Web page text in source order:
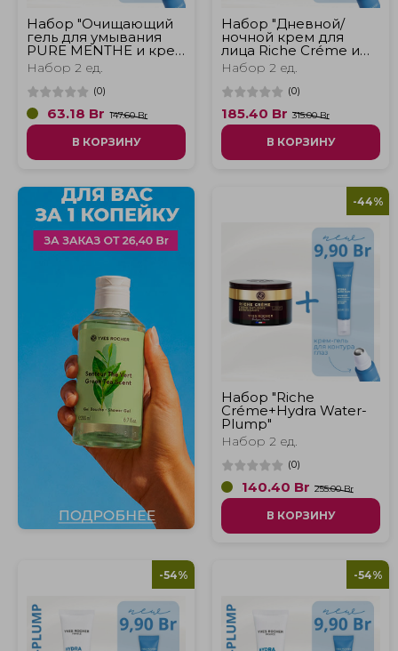
Набор "Очищающий
гель для умывания
PURE MENTHE и крем
для контура глаз
Hydra Water-Plump"
Набор 2 ед.
(0)
63.18 Br 147.60 Br
В КОРЗИНУ
Набор "Дневной/
ночной крем для
лица Riche Créme и
крем для контура
глаз Hydra Water-
Plump"
Набор 2 ед.
(0)
185.40 Br 315.00 Br
В КОРЗИНУ
-44%
Набор "Riche
Créme+Hydra Water-
Plump"
Набор 2 ед.
(0)
140.40 Br 255.00 Br
В КОРЗИНУ
-54% -54%